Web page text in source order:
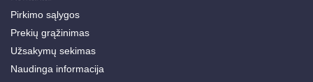
Pirkimo sąlygos
Prekių grąžinimas
Užsakymų sekimas
Naudinga informacija